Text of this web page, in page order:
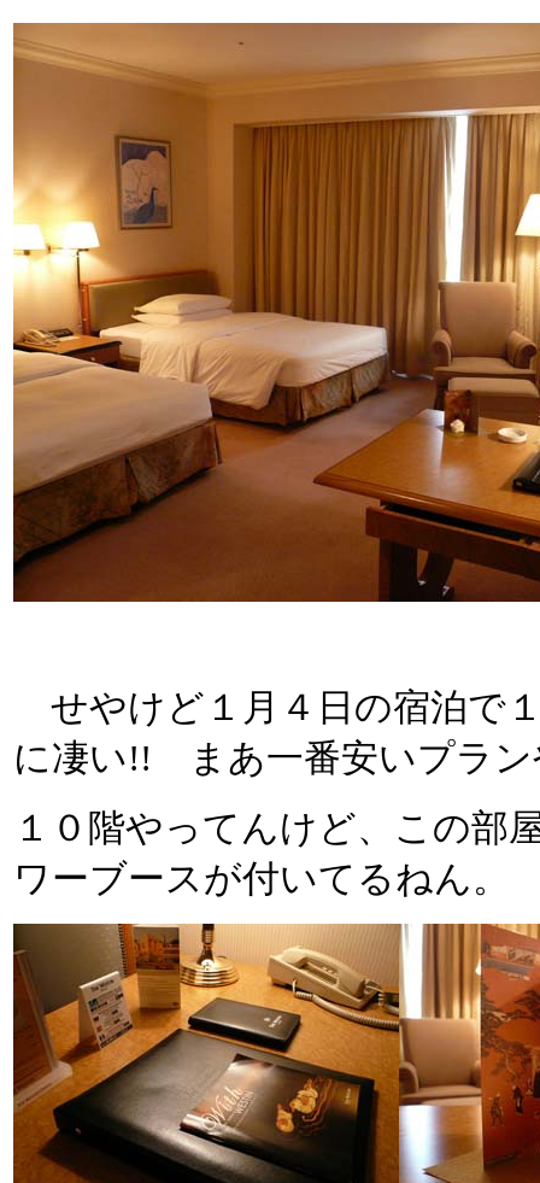
せやけど１月４日の宿泊で
に凄い!! まあ一番安いプラン
１０階やってんけど、この部
ワーブースが付いてるねん。